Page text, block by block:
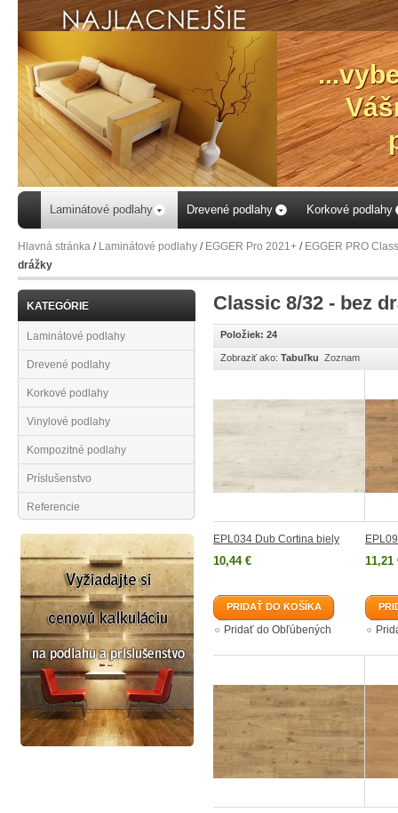
Laminátové podlahy Drevené podlahy Korkové podlahy
Hlavná stránka / Laminátové podlahy / EGGER Pro 2021+ / EGGER PRO
drážky
KATEGÓRIE
Laminátové podlahy
Drevené podlahy
Korkové podlahy
Vinylové podlahy
Kompozitné podlahy
Príslušenstvo
Referencie
Classic 8/32 - bez
Položiek: 24
Zobraziť ako: Tabuľku Zoznam
EPL034 Dub Cortina biely
10,44 €
PRIDAŤ DO KOŠÍKA
Pridať do Obľúbených
11,21